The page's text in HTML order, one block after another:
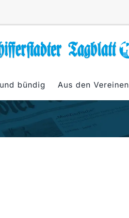
bündig Aus den Vereinen